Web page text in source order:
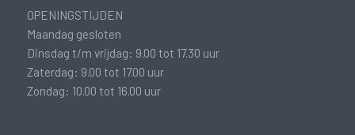
OPENINGSTIJDEN
Maandag gesloten
Dinsdag t/m vrijdag: 9.00 tot 17.30 uur
Zaterdag: 9.00 tot 17.00 uur
Zondag: 10.00 tot 16.00 uur